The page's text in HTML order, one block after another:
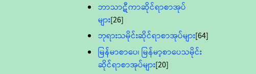
ဘာသာဋီကာဆိုင်ရာစာအုပ်
များ[26]
ဘုရားသမိုင်းဆိုင်ရာစာအုပ်များ[64]
မြန်မာစာပေ၊ မြန်မာ့စာပေသမိုင်း
ဆိုင်ရာစာအုပ်များ[20]